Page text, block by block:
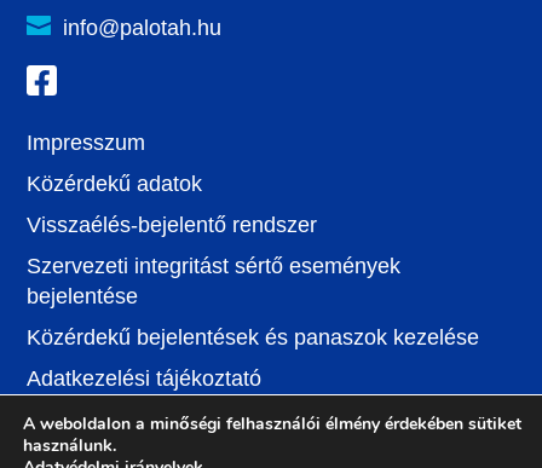
info@palotah.hu
Impresszum
Közérdekű adatok
Visszaélés-bejelentő rendszer
Szervezeti integritást sértő események
bejelentése
Közérdekű bejelentések és panaszok kezelése
Adatkezelési tájékoztató
Jognyilatkozat
Közzététel: BPXV
A weboldalon a minőségi felhasználói élmény érdekében sütiket
használunk.